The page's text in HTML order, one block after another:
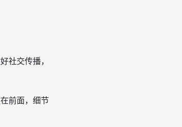
社交传播，
前面，细节